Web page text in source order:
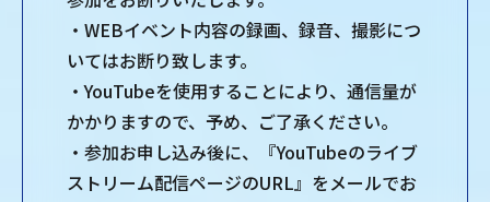
・WEBイベント内容の録画、録音、撮影につ
いてはお断り致します。
・YouTubeを使用することにより、通信量が
かかりますので、予め、ご了承ください。
・参加お申し込み後に、『YouTubeのライブ
ストリーム配信ページのURL』をメールでお